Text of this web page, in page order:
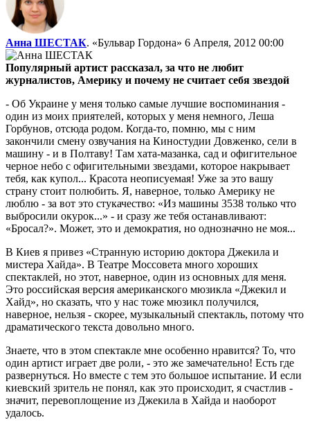
Анна ШЕСТАК. «Бульвар Гордона» 6 Апреля, 2012 00:00
Популярный артист рассказал, за что не любит
журналистов, Америку и почему не считает себя звездой
- Об Украине у меня только самые лучшие воспоминания -
один из моих приятелей, которых у меня немного, Леша
Горбунов, отсюда родом. Когда-то, помню, мы с ним
закончили смену озвучания на Киностудии Довженко, сели в
машину - и в Полтаву! Там хата-мазанка, сад и офигительное
черное небо с офигительными звездами, которое накрывает
тебя, как купол... Красота неописуемая! Уже за это вашу
страну стоит полюбить. Я, наверное, только Америку не
люблю - за вот это стукачество: «Из машины 3538 только что
выбросили окурок...» - и сразу же тебя останавливают:
«Бросал?». Может, это и демократия, но однозначно не моя...
В Киев я привез «Странную историю доктора Джекила и
мистера Хайда». В Театре Моссовета много хороших
спектаклей, но этот, наверное, один из основных для меня.
Это российская версия американского мюзикла «Джекил и
Хайд», но сказать, что у нас тоже мюзикл получился,
наверное, нельзя - скорее, музыкальный спектакль, потому что
драматического текста довольно много.
Знаете, что в этом спектакле мне особенно нравится? То, что
один артист играет две роли, - это же замечательно! Есть где
развернуться. Но вместе с тем это большое испытание. И если
киевский зритель не понял, как это происходит, я счастлив -
значит, перевоплощение из Джекила в Хайда и наоборот
удалось.